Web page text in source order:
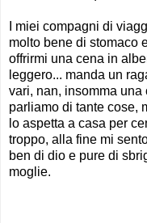
I miei compagni di
molto bene di stomaco
offrirmi una cena in
leggero... manda un
vari, nan, insomma
parliamo di tante cose,
lo aspetta a casa per
troppo, alla fine mi
ben di dio e pure di
moglie.